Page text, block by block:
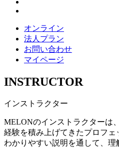
オンライン
法人プラン
お問い合わせ
マイページ
INSTRUCTOR
インストラクター
MELONのインストラクターは
経験を積み上げてきたプロフェ
わかりやすい説明を通して、